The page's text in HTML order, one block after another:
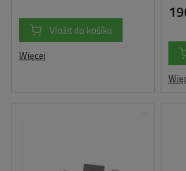
Vložit do košíku
Więcej